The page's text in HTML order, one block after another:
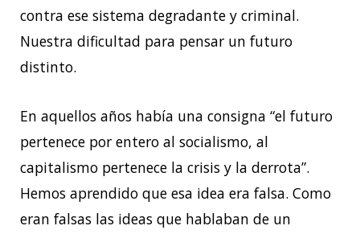
contra ese sistema degradante y criminal.
Nuestra dificultad para pensar un futuro
distinto.
En aquellos años había una consigna “el futuro
pertenece por entero al socialismo, al
capitalismo pertenece la crisis y la derrota”.
Hemos aprendido que esa idea era falsa. Como
eran falsas las ideas que hablaban de un